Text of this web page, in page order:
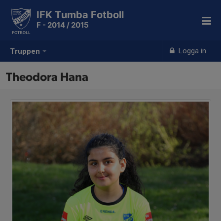
Truppen Logga in
IFK Tumba Fotboll
F - 2014 / 2015
Theodora Hana